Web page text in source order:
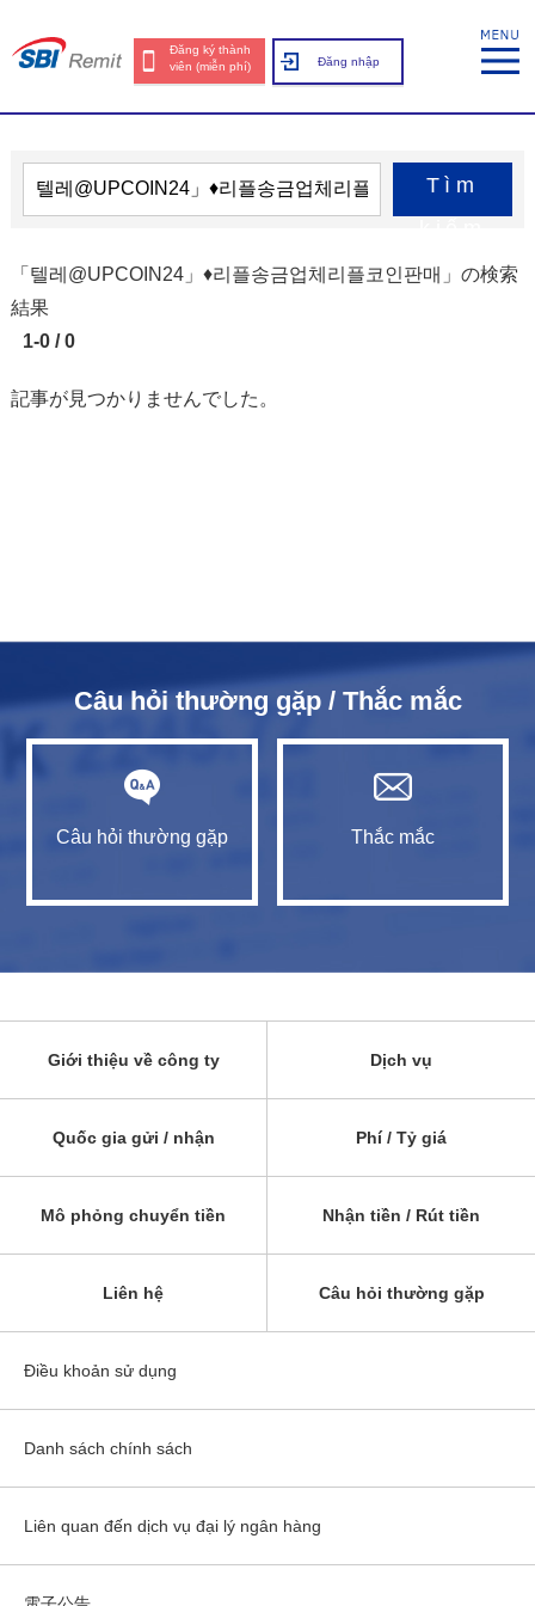
Đăng ký thành
viên (miễn phí)
Đăng nhập
Tìm
「텔레@UPCOIN24」♦리플송금업체리플코인판매」の検索
結果
1-0 / 0
記事が見つかりませんでした。
Câu hỏi thường gặp / Thắc mắc
Câu hỏi thường gặp Thắc mắc
Giới thiệu về công ty Dịch vụ
Quốc gia gửi / nhận Phí / Tỷ giá
Mô phỏng chuyển tiền Nhận tiền / Rút tiền
Liên hệ Câu hỏi thường gặp
Điều khoản sử dụng
Danh sách chính sách
Liên quan đến dịch vụ đại lý ngân hàng